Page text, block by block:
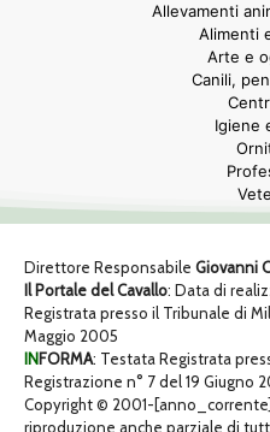
Allevamenti
Alimenti
Arte e
Canili,
Igiene
Direttore Responsabile Giovanni
Il Portale del Cavallo: Data di
Registrata presso il Tribunale di
Maggio 2005
INFORMA: Testata Registrata
Registrazione n° 7 del 19 Giugno
Copyright © 2001-
riproduzione anche parziale di